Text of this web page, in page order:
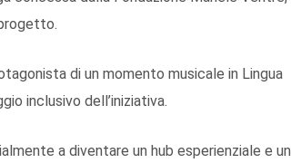
di un momento musicale in Lingua
inclusivo dell’iniziativa.
a diventare un hub esperienziale e un